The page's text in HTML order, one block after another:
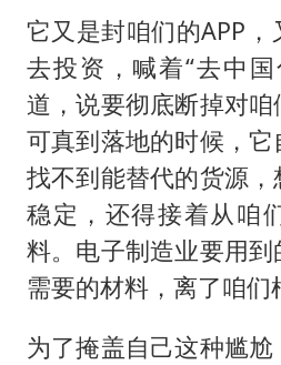
它又是封咱们的APP
去投资，喊着“去中
道，说要彻底断掉对咱
可真到落地的时候，
找不到能替代的货源
稳定，还得接着从咱
料。电子制造业要用
需要的材料，离了咱们
为了掩盖自己这种尴